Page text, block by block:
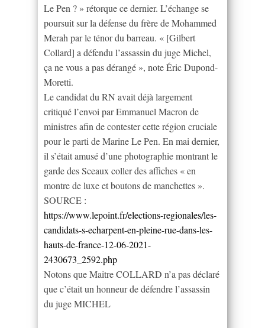
Le Pen ? » rétorque ce dernier. L’échange se
poursuit sur la défense du frère de Mohammed
Merah par le ténor du barreau. « [Gilbert
Collard] a défendu l’assassin du juge Michel,
ça ne vous a pas dérangé », note Éric Dupond-
Moretti.
Le candidat du RN avait déjà largement
critiqué l’envoi par Emmanuel Macron de
ministres afin de contester cette région cruciale
pour le parti de Marine Le Pen. En mai dernier,
il s’était amusé d’une photographie montrant le
garde des Sceaux coller des affiches « en
montre de luxe et boutons de manchettes ».
SOURCE :
https://www.lepoint.fr/elections-regionales/les-
candidats-s-echarpent-en-pleine-rue-dans-les-
hauts-de-france-12-06-2021-
2430673_2592.php
Notons que Maitre COLLARD n’a pas déclaré
que c’était un honneur de défendre l’assassin
du juge MICHEL